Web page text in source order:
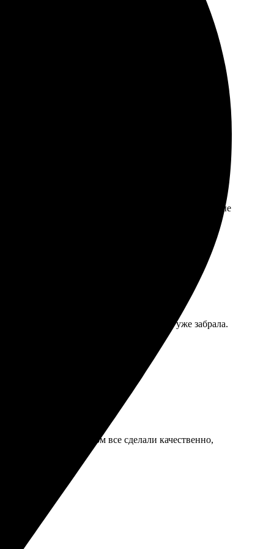
размер и оформление. Фотка пришла в
смотрится очень стильно. Друзья оценили
компанию всем, кто любить получать оригинальные
легко оформила, и через пару дней уже забрала.
В Чайковском все сделали качественно,